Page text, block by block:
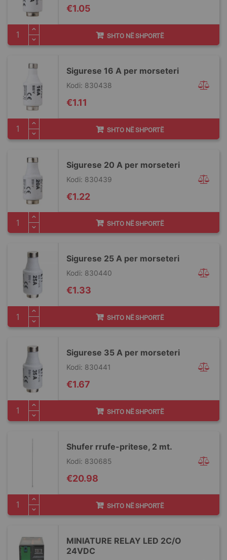
€1.05
SHTO NË SHPORTË
Sigurese 16 A per morseteri
Kodi: 830438
€1.11
SHTO NË SHPORTË
Sigurese 20 A per morseteri
Kodi: 830439
€1.22
SHTO NË SHPORTË
Sigurese 25 A per morseteri
Kodi: 830440
€1.33
SHTO NË SHPORTË
Sigurese 35 A per morseteri
Kodi: 830441
€1.67
SHTO NË SHPORTË
Shufer rrufe-pritese, 2 mt.
Kodi: 830685
€20.98
SHTO NË SHPORTË
MINIATURE RELAY LED 2C/O
24VDC